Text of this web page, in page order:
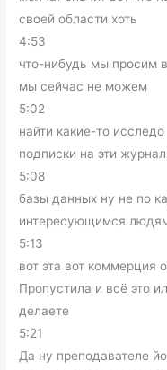
своей области хоть
4:53
что-нибудь мы просим
мы сейчас не можем
5:02
найти какие-то
подписки на эти
5:08
базы данных ну не по
интересующимся
5:13
вот эта вот коммерция
Пропустила и всё это
делаете
5:21
Да ну преподавателе